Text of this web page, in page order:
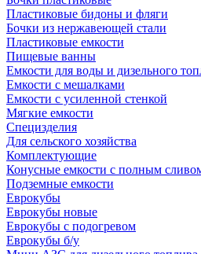
Пластиковые бидоны и фляги
Бочки из нержавеющей стали
Пластиковые емкости
Пищевые ванны
Емкости для воды и дизельного
Емкости с мешалками
Емкости с усиленной стенкой
Мягкие емкости
Специзделия
Для сельского хозяйства
Комплектующие
Конусные емкости с полным
Подземные емкости
Еврокубы
Еврокубы новые
Еврокубы с подогревом
Еврокубы б/у